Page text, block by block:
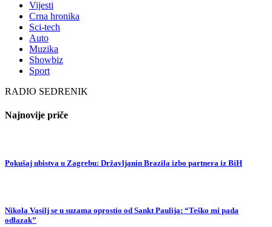
Vijesti
Crna hronika
Sci-tech
Auto
Muzika
Showbiz
Sport
RADIO SEDRENIK
Najnovije priče
Pokušaj ubistva u Zagrebu: Državljanin Brazila izbo partnera iz BiH
Nikola Vasilj se u suzama oprostio od Sankt Paulija: “Teško mi pada
odlazak”